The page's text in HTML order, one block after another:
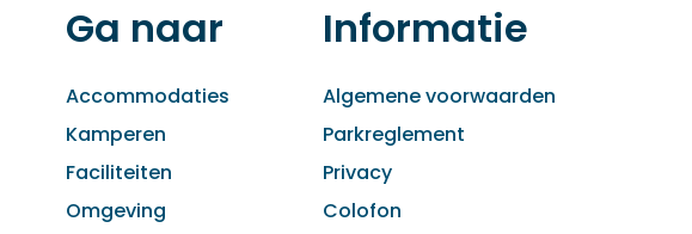
Ga naar
Accommodaties
Kamperen
Faciliteiten
Omgeving
Informatie
Algemene voorwaarden
Parkreglement
Privacy
Colofon